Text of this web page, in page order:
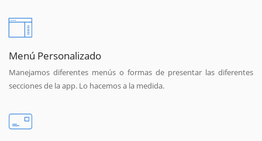
Menú Personalizado
Manejamos diferentes menús o formas de presentar las diferentes
secciones de la app. Lo hacemos a la medida.